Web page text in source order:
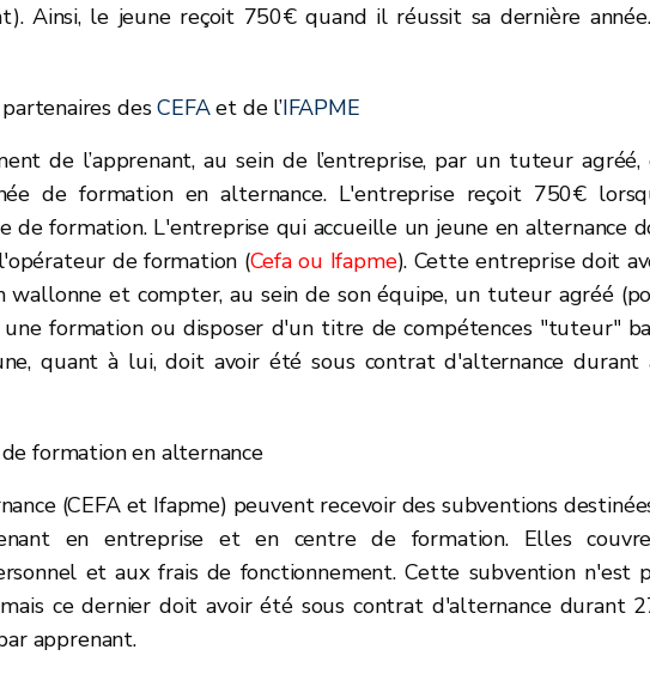
Ainsi, le jeune reçoit 750€ quand il réussit sa dernière
desCEFAet de l’IFAPME
de l’apprenant, au sein de l’entreprise, par un tuteur agréé,
de formation en alternance. L'entreprise reçoit 750€
de formation. L'entreprise qui accueille un jeune en alternance
de formation (Cefa ou Ifapme). Cette entreprise doit
wallonne et compter, au sein de son équipe, un tuteur agréé
formation ou disposer d'un titre de compétences "tuteur"
quant à lui, doit avoir été sous contrat d'alternance durant
formation en alternance
(CEFA et Ifapme) peuvent recevoir des subventions
en entreprise et en centre de formation. Elles
et aux frais de fonctionnement. Cette subvention n'est
ce dernier doit avoir été sous contrat d'alternance durant
apprenant.